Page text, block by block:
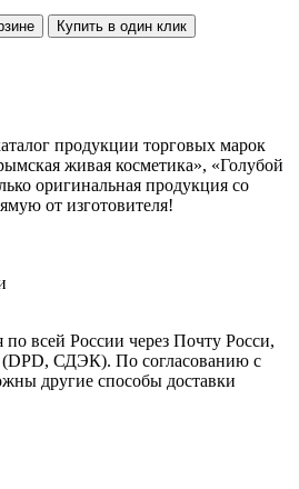
Купить в один клик
продукции торговых марок
живая косметика», «Голубой
оригинальная продукция со
от изготовителя!
по всей России через Почту Росси,
СДЭК). По согласованию с
другие способы доставки